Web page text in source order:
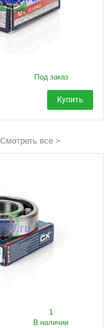
Под заказ
Купить
Смотреть все >
1
В наличии